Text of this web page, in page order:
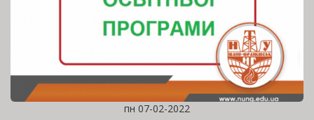
пн 07-02-2022